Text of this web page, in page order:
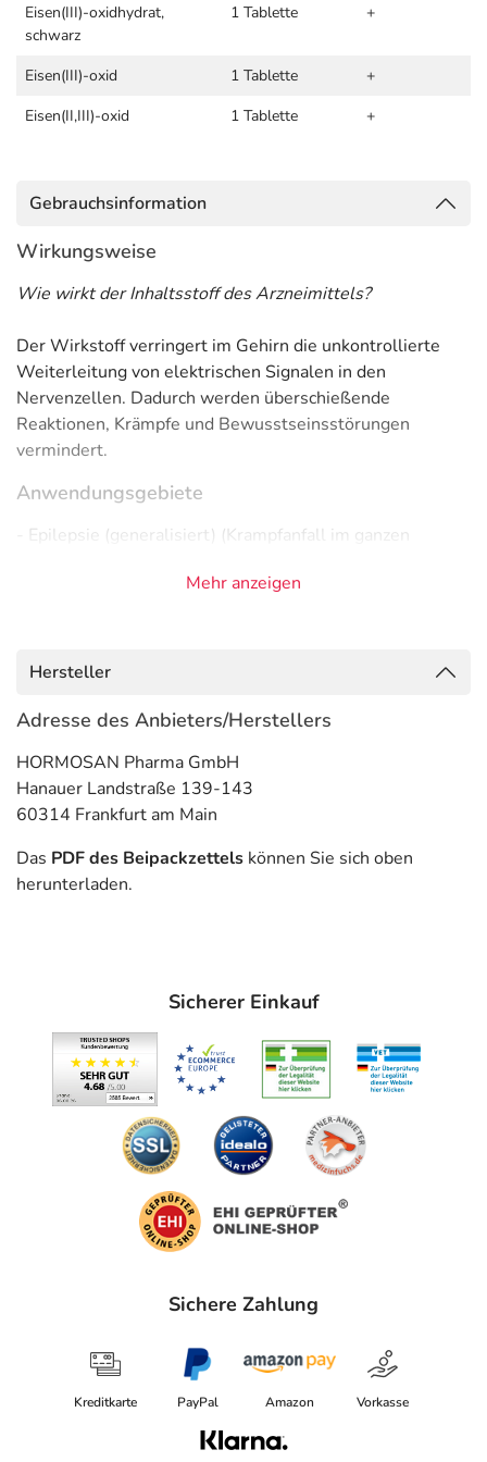
Eisen(III)-oxidhydrat,
schwarz
1 Tablette +
Eisen(III)-oxid 1 Tablette
+
Eisen(II,III)-oxid
1 Tablette +
Gebrauchsinformation
Wirkungsweise
Wie wirkt der Inhaltsstoff des Arzneimittels?
Der Wirkstoff verringert im Gehirn die unkontrollierte
Weiterleitung von elektrischen Signalen in den
Nervenzellen. Dadurch werden überschießende
Reaktionen, Krämpfe und Bewusstseinsstörungen
vermindert.
Anwendungsgebiete
- Epilepsie (generalisiert) (Krampfanfall im ganzen
- Epilepsie, fokal, sekundär generalisiert (erst lokal, dann
begrenzte Anfälle)
- Epilepsie, fokal, sekundär generalisiert (erst lokal, dann
- Epilepsie, wie:
- Epilepsie, fokal (auf einen Körperteil oder Funktion
begrenzte Anfälle)
Gegenanzeigen
- AV-Block (Störung der Erregungsleitung vom Vorhof
des Herzens zur Kammer), 2. und 3. Grad
Unter Umständen - sprechen Sie hierzu mit Ihrem Arzt
oder Apotheker:
- Herzerkrankungen, wie:
- Erregungsleitungsstörungen am Herzen
- Herzinfarkt in der Vorgeschichte
- Herzschwäche
- Eingeschränkte Nierenfunktion
Welche Altersgruppe ist zu beachten?
Arzneimittel sollte in der Regel in dieser Altersgruppe
nicht angewendet werden.
Was ist mit Schwangerschaft und Stillzeit?
- Schwangerschaft: Wenden Sie sich an Ihren Arzt. Es
Mehr anzeigen
Hersteller
Adresse des Anbieters/Herstellers
HORMOSAN Pharma GmbH
Hanauer Landstraße 139-143
60314 Frankfurt am Main
Das PDF des Beipackzettels können Sie sich oben
herunterladen.
Sicherer Einkauf
Sichere Zahlung
Kreditkarte PayPal Amazon Vorkasse